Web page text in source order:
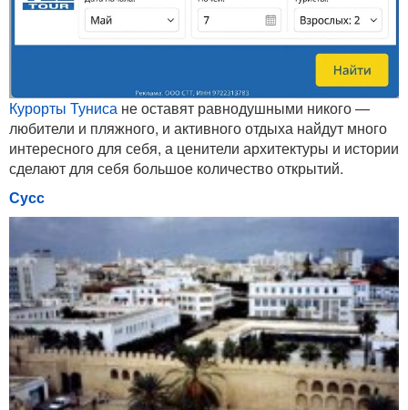
Курорты Туниса не оставят равнодушными никого —
любители и пляжного, и активного отдыха найдут много
интересного для себя, а ценители архитектуры и истории
сделают для себя большое количество открытий.
Сусс